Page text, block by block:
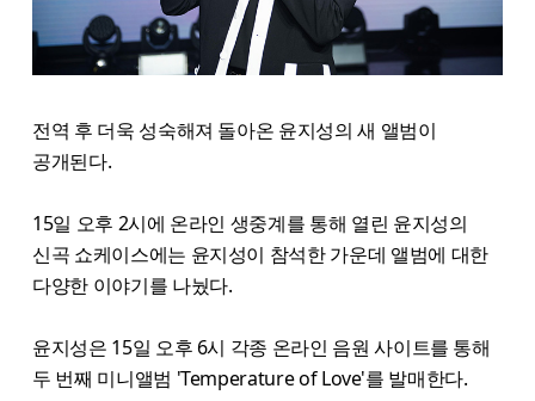
전역 후 더욱 성숙해져 돌아온 윤지성의 새 앨범이
공개된다.
15일 오후 2시에 온라인 생중계를 통해 열린 윤지성의
신곡 쇼케이스에는 윤지성이 참석한 가운데 앨범에 대한
다양한 이야기를 나눴다.
윤지성은 15일 오후 6시 각종 온라인 음원 사이트를 통해
두 번째 미니앨범 'Temperature of Love'를 발매한다.